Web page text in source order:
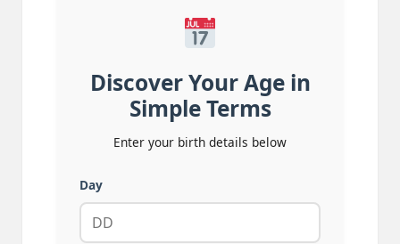
Discover Your Age in
Simple Terms
Enter your birth details below
Day